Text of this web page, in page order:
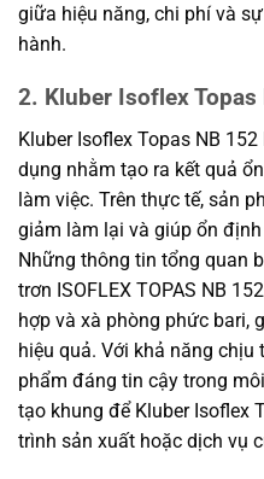
giữa hiệu năng, chi phí và
hành.
2. Kluber Isoflex Topas
Kluber Isoflex Topas NB
dụng nhằm tạo ra kết quả
làm việc. Trên thực tế, sản
giảm làm lại và giúp ổn
Những thông tin tổng quan
trơn ISOFLEX TOPAS NB
hợp và xà phòng phức bari,
hiệu quả. Với khả năng
phẩm đáng tin cậy trong
tạo khung để Kluber Isoflex
trình sản xuất hoặc dịch vụ